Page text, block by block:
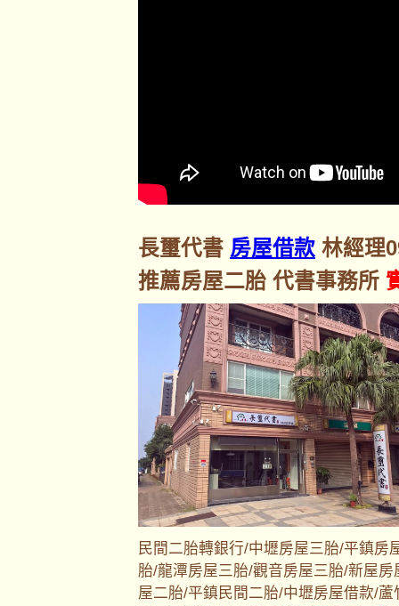
長璽代書 房屋借款 林經理
推薦房屋二胎 代書事務所
民間二胎轉銀行/中壢房屋三胎/平鎮房
胎/龍潭房屋三胎/觀音房屋三胎/新屋
屋二胎/平鎮民間二胎/中壢房屋借款/